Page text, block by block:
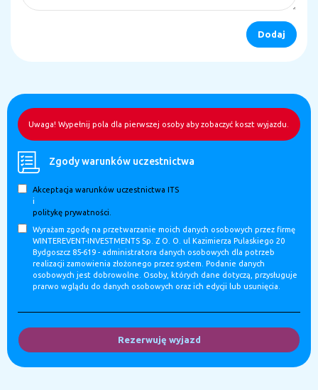
Uwaga! Wypełnij pola dla pierwszej osoby aby zobaczyć koszt wyjazdu.
Zgody warunków uczestnictwa
Akceptacja warunków uczestnictwa ITS
i
politykę prywatności.
Wyrażam zgodę na przetwarzanie moich danych osobowych przez firmę
WINTEREVENT-INVESTMENTS Sp. Z O. O. ul Kazimierza Pulaskiego 20
Bydgoszcz 85-619 - administratora danych osobowych dla potrzeb
realizacji zamowienia złożonego przez system. Podanie danych
osobowych jest dobrowolne. Osoby, których dane dotyczą, przysługuje
prarwo wglądu do danych osobowych oraz ich edycji lub usunięcia.
Rezerwuję wyjazd